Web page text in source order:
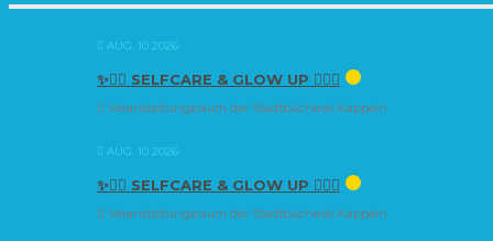
AUG. 10 2026
✨🧘‍♀️ SELFCARE & GLOW UP 🧘‍♀️✨
Veranstaltungsraum der Stadtbücherei Kappeln
AUG. 10 2026
✨🧘‍♀️ SELFCARE & GLOW UP 🧘‍♀️✨
Veranstaltungsraum der Stadtbücherei Kappeln